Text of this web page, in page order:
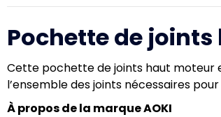
Pochette de joints
Cette pochette de joints haut moteur
l’ensemble des joints nécessaires
À propos de la marque AOKI